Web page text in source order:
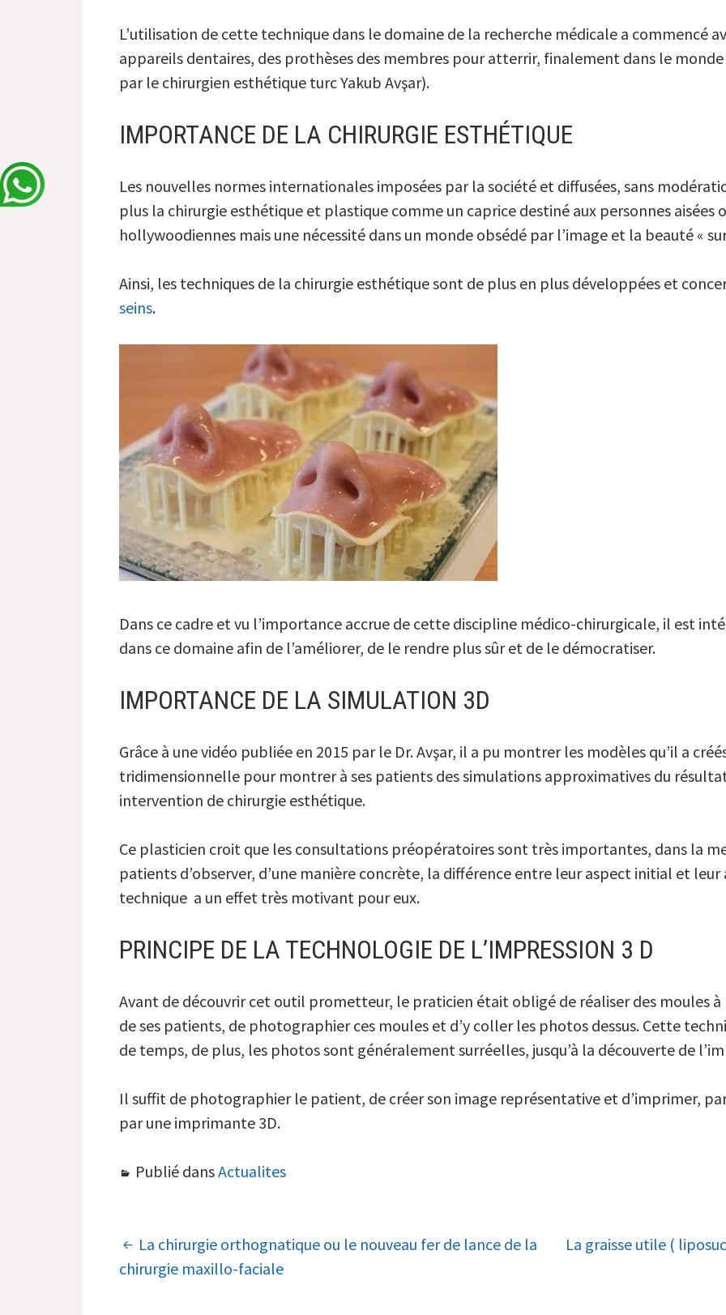
L’utilisation de cette technique dans le domaine de la recherche médicale a commencé
appareils dentaires, des prothèses des membres pour atterrir, finalement dans le
par le chirurgien esthétique turc Yakub Avşar).
IMPORTANCE DE LA CHIRURGIE ESTHÉTIQUE
Les nouvelles normes internationales imposées par la société et diffusées, sans
plus la chirurgie esthétique et plastique comme un caprice destiné aux personnes aisées
hollywoodiennes mais une nécessité dans un monde obsédé par l’image et la beauté «
Ainsi, les techniques de la chirurgie esthétique sont de plus en plus développées et
seins.
Dans ce cadre et vu l’importance accrue de cette discipline médico-chirurgicale, il est
dans ce domaine afin de l’améliorer, de le rendre plus sûr et de le démocratiser.
IMPORTANCE DE LA SIMULATION 3D
Grâce à une vidéo publiée en 2015 par le Dr. Avşar, il a pu montrer les modèles qu’il a
tridimensionnelle pour montrer à ses patients des simulations approximatives du
intervention de chirurgie esthétique.
Ce plasticien croit que les consultations préopératoires sont très importantes, dans la
patients d’observer, d’une manière concrète, la différence entre leur aspect initial et
technique a un effet très motivant pour eux.
PRINCIPE DE LA TECHNOLOGIE DE L’IMPRESSION 3 D
Avant de découvrir cet outil prometteur, le praticien était obligé de réaliser des moules
de ses patients, de photographier ces moules et d’y coller les photos dessus. Cette
de temps, de plus, les photos sont généralement surréelles, jusqu’à la découverte de
Il suffit de photographier le patient, de créer son image représentative et d’imprimer,
par une imprimante 3D.
Publié dansActualites
NAVIGATION
DES
La chirurgie orthognatique ou le nouveau fer de lance de la
chirurgie maxillo-faciale
La graisse utile (